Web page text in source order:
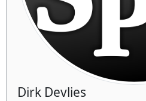
Dirk Devlies